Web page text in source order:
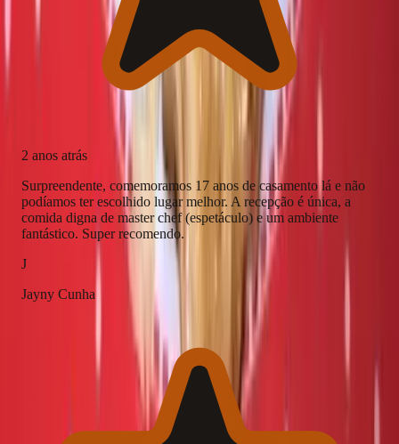
2 anos atrás
Surpreendente, comemoramos 17 anos de casamento lá e não
podíamos ter escolhido lugar melhor. A recepção é única, a
comida digna de master chef (espetáculo) e um ambiente
fantástico. Super recomendo.
J
Jayny Cunha